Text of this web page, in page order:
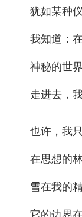
犹如某种
我知道：
神秘的世
走进去，
也许，我
在思想的
雪在我的